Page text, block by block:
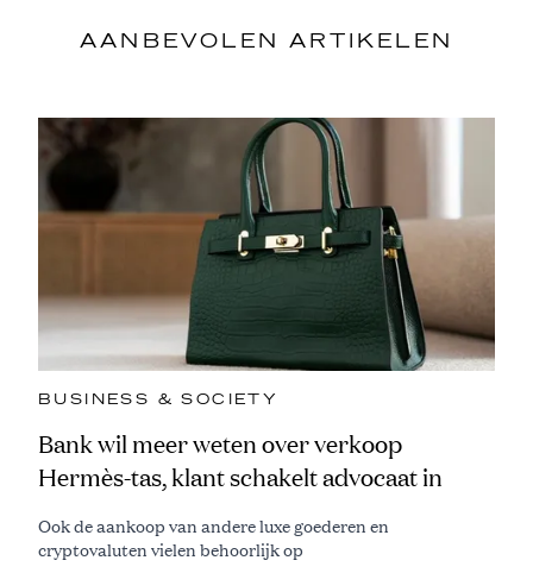
AANBEVOLEN ARTIKELEN
BUSINESS & SOCIETY
Bank wil meer weten over verkoop
Hermès-tas, klant schakelt advocaat in
Ook de aankoop van andere luxe goederen en
cryptovaluten vielen behoorlijk op